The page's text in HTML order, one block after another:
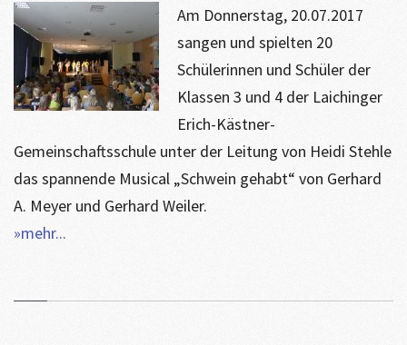
Am Donnerstag, 20.07.2017
sangen und spielten 20
Schülerinnen und Schüler der
Klassen 3 und 4 der Laichinger
Erich-Kästner-
Gemeinschaftsschule unter der Leitung von Heidi Stehle
das spannende Musical „Schwein gehabt“ von Gerhard
A. Meyer und Gerhard Weiler.
»mehr...